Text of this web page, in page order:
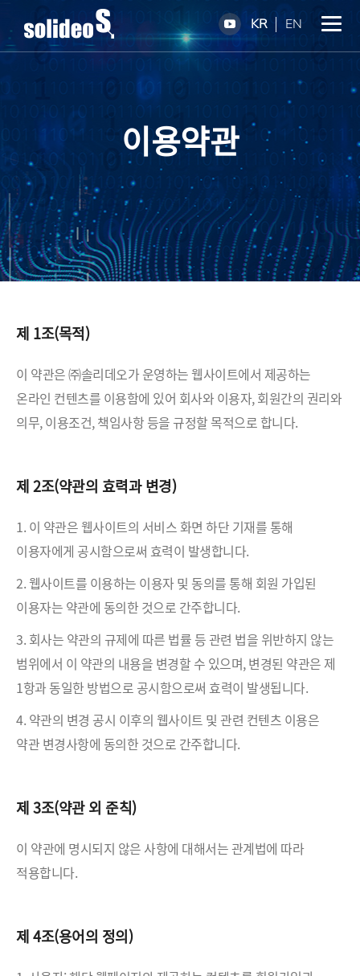
KR EN
이용약관
제 1조(목적)
이 약관은 ㈜솔리데오가 운영하는 웹사이트에서 제공하는
온라인 컨텐츠를 이용함에 있어 회사와 이용자, 회원간의 권리와
의무, 이용조건, 책임사항 등을 규정할 목적으로 합니다.
제 2조(약관의 효력과 변경)
1. 이 약관은 웹사이트의 서비스 화면 하단 기재를 통해
이용자에게 공시함으로써 효력이 발생합니다.
2. 웹사이트를 이용하는 이용자 및 동의를 통해 회원 가입된
이용자는 약관에 동의한 것으로 간주합니다.
3. 회사는 약관의 규제에 따른 법률 등 관련 법을 위반하지 않는
범위에서 이 약관의 내용을 변경할 수 있으며, 변경된 약관은 제
1항과 동일한 방법으로 공시함으로써 효력이 발생됩니다.
4. 약관의 변경 공시 이후의 웹사이트 및 관련 컨텐츠 이용은
약관 변경사항에 동의한 것으로 간주합니다.
제 3조(약관 외 준칙)
이 약관에 명시되지 않은 사항에 대해서는 관계법에 따라
적용합니다.
제 4조(용어의 정의)